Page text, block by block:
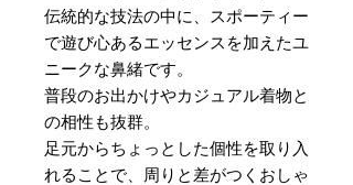
伝統的な技法の中に、スポーティー
で遊び心あるエッセンスを加えたユ
ニークな鼻緒です。
普段のお出かけやカジュアル着物と
の相性も抜群。
足元からちょっとした個性を取り入
れることで、周りと差がつくおしゃ